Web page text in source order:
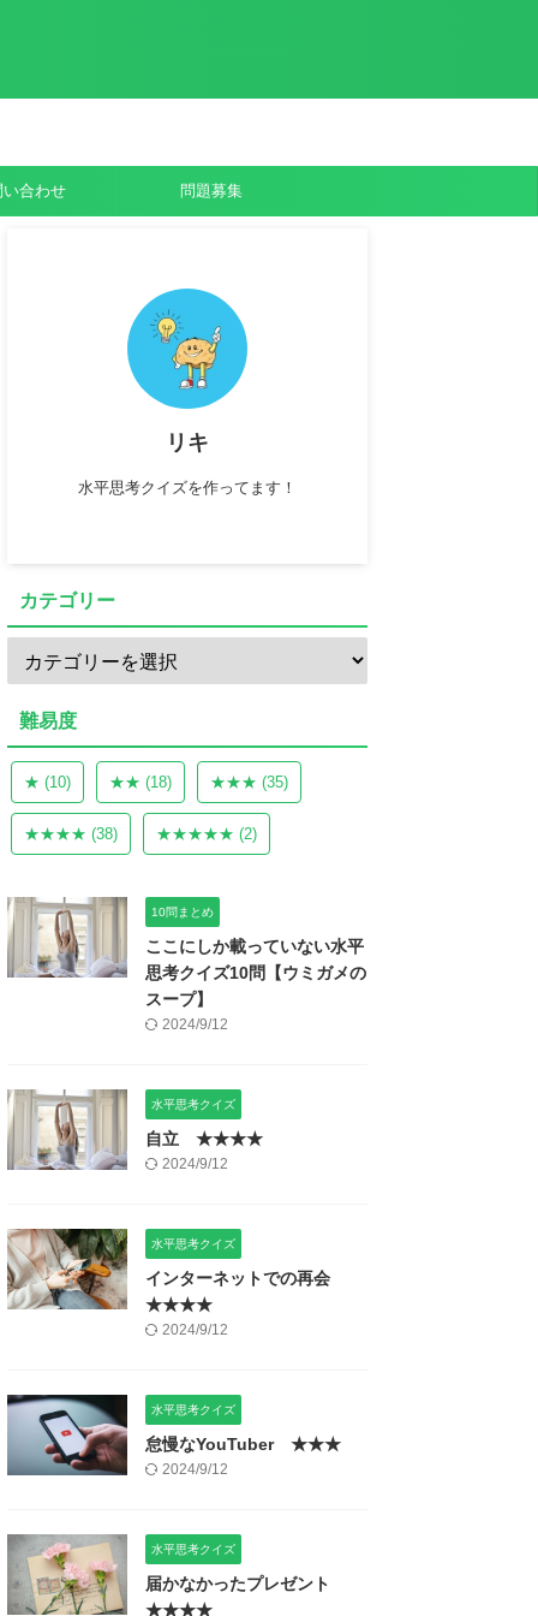
い合わせ 問題募集
リキ
水平思考クイズを作ってます！
カテゴリー
難易度
★ (10) ★★ (18) ★★★ (35)
★★★★ (38) ★★★★★ (2)
10問まとめ
ここにしか載っていない水平
思考クイズ10問【ウミガメの
スープ】
2024/9/12
水平思考クイズ
自立 ★★★★
2024/9/12
水平思考クイズ
インターネットでの再会
★★★★
2024/9/12
水平思考クイズ
怠慢なYouTuber ★★★
2024/9/12
水平思考クイズ
届かなかったプレゼント
★★★★